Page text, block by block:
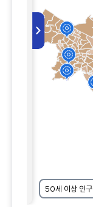
>
50세 이상 인구